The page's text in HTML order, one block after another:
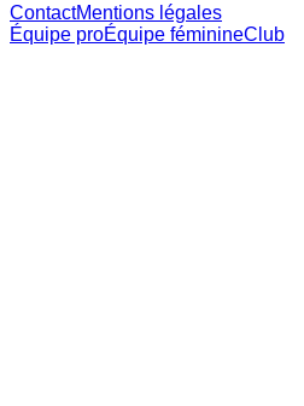
ContactMentions légales
Équipe proÉquipe féminineClub